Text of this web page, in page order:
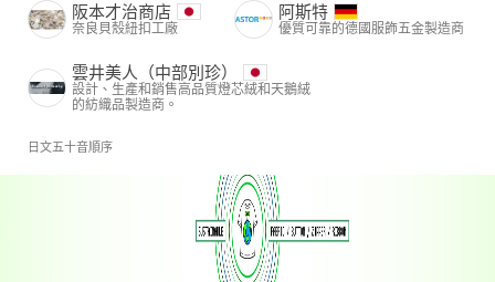
阪本才治商店
奈良貝殼紐扣工廠
阿斯特
優質可靠的德國服飾五金製造商
雲井美人（中部別珍）
設計、生產和銷售高品質燈芯絨和天鵝絨
的紡織品製造商。
日文五十音順序